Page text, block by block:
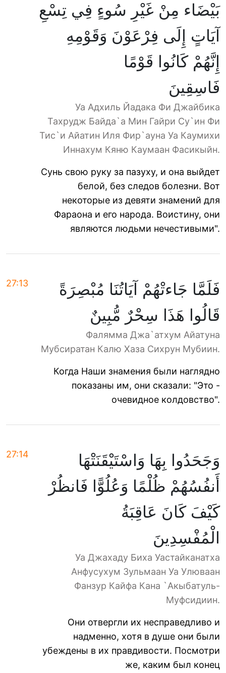
بَيْضَاء مِنْ غَيْرِ سُوءٍ فِي تِسْعِ
آيَاتٍ إِلَى فِرْعَوْنَ وَقَوْمِهِ
إِنَّهُمْ كَانُوا قَوْمًا
فَاسِقِينَ
Уа Адхиль Йадака Фи Джайбика
Тахрудж Байда`а Мин Гайри Су`ин Фи
Тис`и Айатин Иля Фир`ауна Уа Каумихи
Иннахум Кяню Каумаан Фасикыйн.
Сунь свою руку за пазуху, и она выйдет
белой, без следов болезни. Вот
некоторые из девяти знамений для
Фараона и его народа. Воистину, они
являются людьми нечестивыми".
27:13
فَلَمَّا جَاءتْهُمْ آيَاتُنَا مُبْصِرَةً
قَالُوا هَذَا سِحْرٌ مُّبِينٌ
Фалямма Джа`атхум Айатуна
Мубсиратан Калю Хаза Сихрун Мубиин.
Когда Наши знамения были наглядно
показаны им, они сказали: "Это -
очевидное колдовство".
27:14
وَجَحَدُوا بِهَا وَاسْتَيْقَنَتْهَا
أَنفُسُهُمْ ظُلْمًا وَعُلُوًّا فَانظُرْ
كَيْفَ كَانَ عَاقِبَةُ
الْمُفْسِدِينَ
Уа Джахаду Биха Уастайканатха
Анфусухум Зульмаан Уа Улюваан
Фанзур Кайфа Кана `Акыбатуль-
Муфсидиин.
Они отвергли их несправедливо и
надменно, хотя в душе они были
убеждены в их правдивости. Посмотри
же, каким был конец